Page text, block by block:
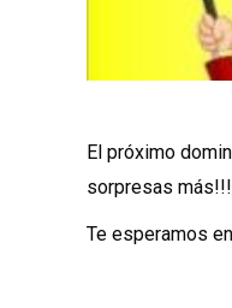
El próximo
sorpresas más!!!
Te esperamos